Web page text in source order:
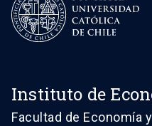
Instituto de
Facultad de Economía